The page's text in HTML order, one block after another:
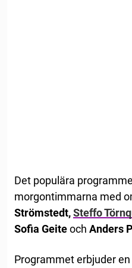
Det populära
morgontimmarna med
Strömstedt,Steffo
Sofia Geiteoch Anders
Programmet erbjuder